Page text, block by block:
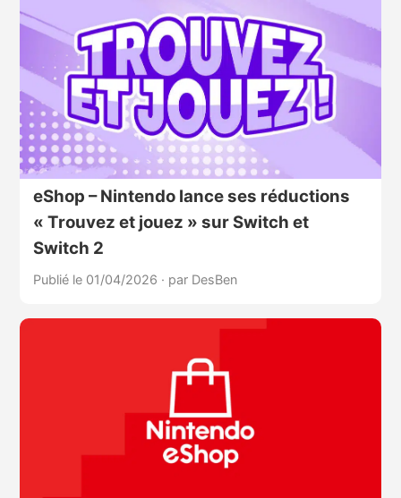
eShop – Nintendo lance ses réductions
« Trouvez et jouez » sur Switch et
Switch 2
Publié le 01/04/2026 · par DesBen